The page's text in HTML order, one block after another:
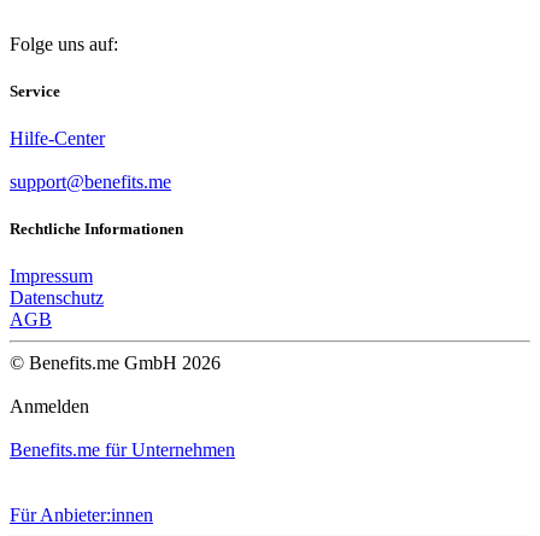
Folge uns auf:
Service
Hilfe-Center
support@benefits.me
Rechtliche Informationen
Impressum
Datenschutz
AGB
© Benefits.me GmbH 2026
Anmelden
Benefits.me für Unternehmen
Für Anbieter:innen